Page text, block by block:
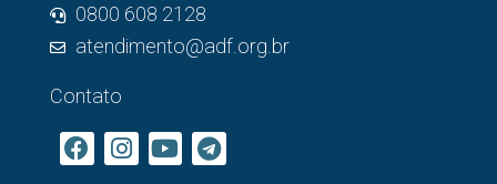
0800 608 2128
atendimento@adf.org.br
Contato